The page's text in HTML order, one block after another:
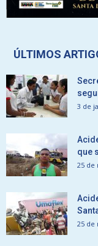
ÚLTIMOS
3 de
que
25 de
25 de